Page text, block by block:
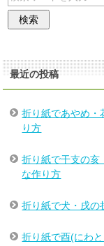
最近の投稿
折り紙であやめ・
り方
折り紙で干支の亥
な作り方
折り紙で犬・戌の
折り紙で酉(にわ